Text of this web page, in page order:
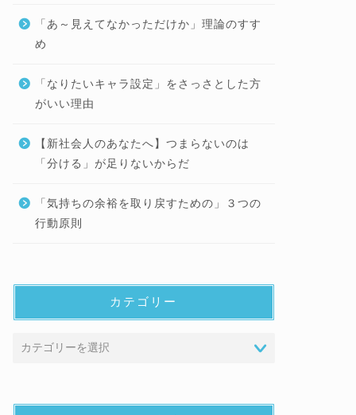
「あ～見えてなかっただけか」理論のすす
め
「なりたいキャラ設定」をさっさとした方
がいい理由
【新社会人のあなたへ】つまらないのは
「分ける」が足りないからだ
「気持ちの余裕を取り戻すための」３つの
行動原則
カテゴリー